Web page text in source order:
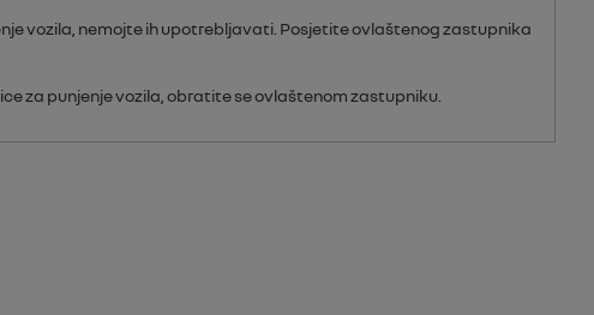
vozila, nemojte ih upotrebljavati. Posjetite ovlaštenog zastupnika
za punjenje vozila, obratite se ovlaštenom zastupniku.